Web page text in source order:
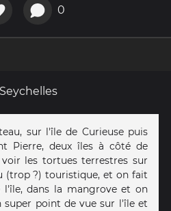
0
sur l'île de Curieuse puis
Pierre, deux îles à côté de
les tortues terrestres sur
(trop ?) touristique, et on fait
dans la mangrove et on
super point de vue sur l'île et